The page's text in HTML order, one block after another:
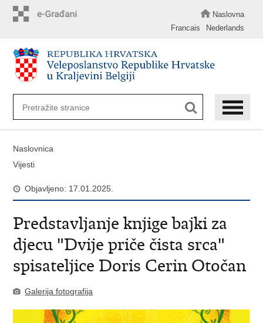
Naslovna
Francais
Nederlands
Naslovnica
Vijesti
Objavljeno: 17.01.2025.
Predstavljanje knjige bajki za
djecu "Dvije priče čista srca"
spisateljice Doris Cerin Otočan
Galerija fotografija